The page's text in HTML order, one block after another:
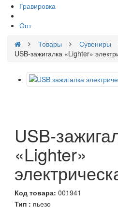
Гравировка
Опт
Товары
Сувениры
USB-зажигалка «Lighter»
USB-
«Lighter»
Код товара: 001941
Тип : пьезо